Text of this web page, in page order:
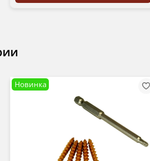
Новинка